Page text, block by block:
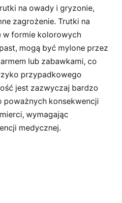
na owady i gryzonie,
zagrożenie. Trutki na
w formie kolorowych
mogą być mylone przez
lub zabawkami, co
przypadkowego
jest zazwyczaj bardzo
konsekwencji
wymagając
medycznej.